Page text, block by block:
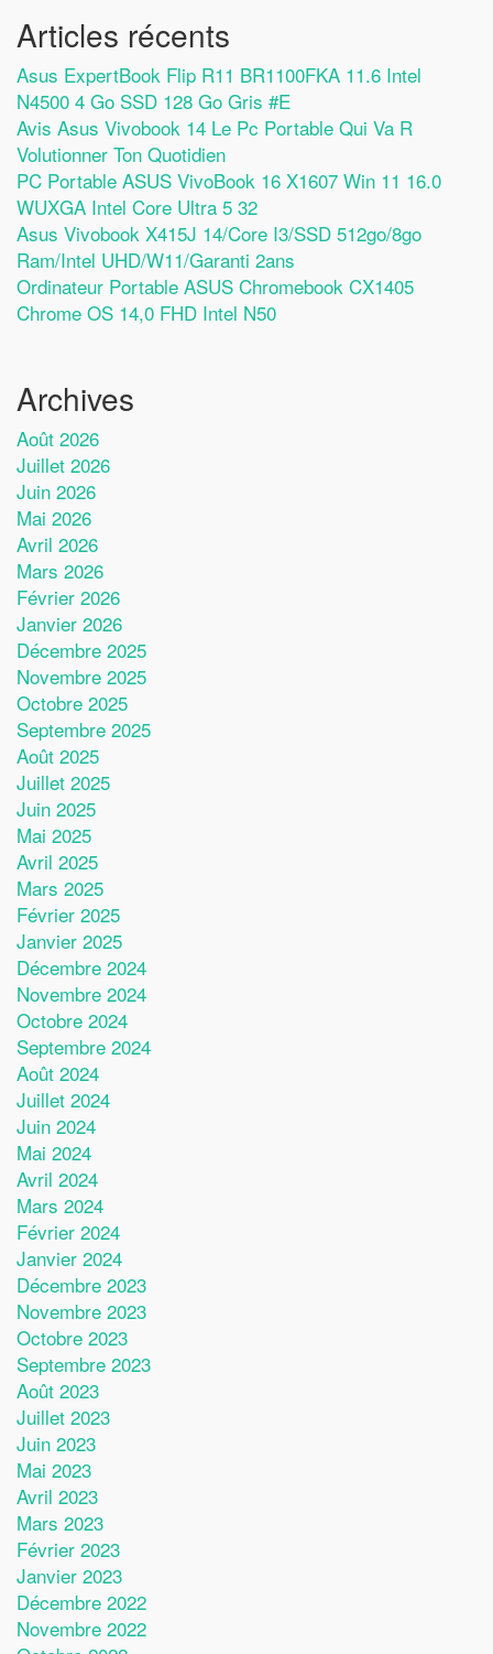
Articles récents
Asus ExpertBook Flip R11 BR1100FKA 11.6 Intel
N4500 4 Go SSD 128 Go Gris #E
Avis Asus Vivobook 14 Le Pc Portable Qui Va R
Volutionner Ton Quotidien
PC Portable ASUS VivoBook 16 X1607 Win 11 16.0
WUXGA Intel Core Ultra 5 32
Asus Vivobook X415J 14/Core I3/SSD 512go/8go
Ram/Intel UHD/W11/Garanti 2ans
Ordinateur Portable ASUS Chromebook CX1405
Chrome OS 14,0 FHD Intel N50
Archives
Août 2026
Juillet 2026
Juin 2026
Mai 2026
Avril 2026
Mars 2026
Février 2026
Janvier 2026
Décembre 2025
Novembre 2025
Octobre 2025
Septembre 2025
Août 2025
Juillet 2025
Juin 2025
Mai 2025
Avril 2025
Mars 2025
Février 2025
Janvier 2025
Décembre 2024
Novembre 2024
Octobre 2024
Septembre 2024
Août 2024
Juillet 2024
Juin 2024
Mai 2024
Avril 2024
Mars 2024
Février 2024
Janvier 2024
Décembre 2023
Novembre 2023
Octobre 2023
Septembre 2023
Août 2023
Juillet 2023
Juin 2023
Mai 2023
Avril 2023
Mars 2023
Février 2023
Janvier 2023
Décembre 2022
Novembre 2022